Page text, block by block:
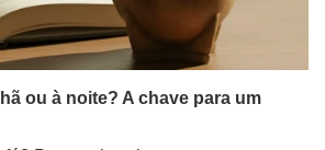
ou à noite? A chave para um